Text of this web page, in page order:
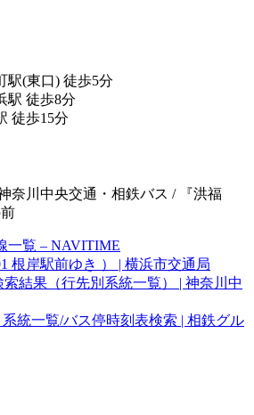
駅(東口) 徒歩5分
駅 徒歩8分
徒歩15分
奈川中央交通・相鉄バス / 『洪福
一覧 – NAVITIME
根岸駅前ゆき ） | 横浜市交通局
索結果（行先別系統一覧） | 神奈川中
統一覧/バス停時刻表検索 | 相鉄グル